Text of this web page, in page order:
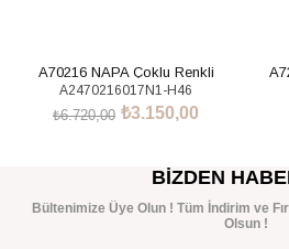
A70216 NAPA Çoklu Renkli
A2470216017N1-H46
₺3.150,00
₺6.720,00
BIZDEN
Bültenimize Üye Olun ! Tüm İndirim ve
Olsun !